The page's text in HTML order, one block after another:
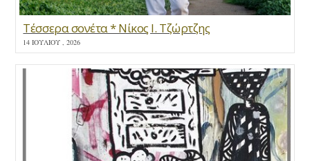
Τέσσερα σονέτα * Νίκος Ι. Τζώρτζης
14 ΙΟΥΛΊΟΥ , 2026